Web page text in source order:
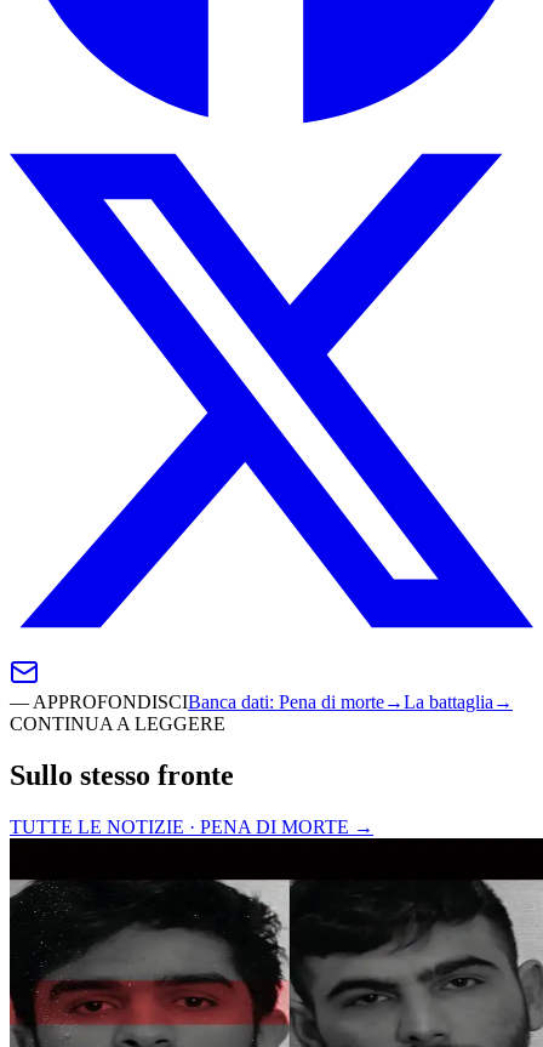
— APPROFONDISCIBanca dati: Pena di morte→La battaglia →
CONTINUA A LEGGERE
Sullo stesso fronte
TUTTE LE NOTIZIE · PENA DI MORTE →